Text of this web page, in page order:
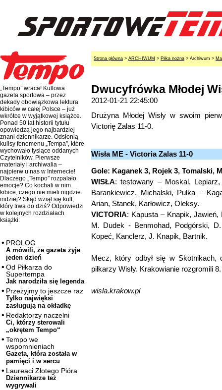
„Tempo” wraca! Kultowa
gazeta sportowa – przez
dekady obowiązkowa lektura
kibiców w całej Polsce – już
wkrótce w wyjątkowej książce.
Ponad 50 lat historii tytułu
opowiedzą jego najbardziej
znani dziennikarze. Odsłonią
kulisy fenomenu „Tempa”, które
wychowało tysiące oddanych
Czytelników. Pierwsze
materiały i archiwalia –
najpierw u nas w Internecie!
Dlaczego „Tempo” rozpalało
emocje? Co kochali w nim
kibice, czego nie mieli nigdzie
indziej? Skąd wziął się kult,
który trwa do dziś? Odpowiedzi
w kolejnych rozdziałach
książki:
PROLOG
A mówili, że gazeta żyje
jeden dzień
Od Piłkarza do
Supertempa
Jak narodziła się legenda
Przeżyjmy to jeszcze raz
Tylko najwięksi
zasługują na okładkę
Redaktorzy naczelni
Ci, którzy sterowali
„okrętem Tempo“
Tempo we
wspomnieniach
Gazeta, która została w
pamięci i w sercu
Laureaci Złotego Pióra
Dziennikarze też
wygrywali
Strona główna > ARCHIWUM > Piłka nożna > Archiwum >
Dwucyfrówka Młodej
2012-01-21 22:45:00
Drużyna Młodej Wisły w swoim
Victorię Zalas 11-0.
Wisła ME - Victoria Zalas 11-0
Gole: Kaganek 3, Rojek 3, Tomalski,
WISŁA: testowany – Moskal,
Barankiewicz, Michalski, Pułka –
Arian, Stanek, Karłowicz, Oleksy.
VICTORIA: Kapusta – Knapik,
M. Dudek - Benmohad, Podgórski,
Kopeć, Kanclerz, J. Knapik, Bartnik.
Mecz, który odbył się w Skotnikach,
piłkarzy Wisły. Krakowianie rozgromili
wisla.krakow.pl